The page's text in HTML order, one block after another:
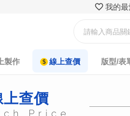
我的最
製作 線上查價 版型/表
上查價
Price